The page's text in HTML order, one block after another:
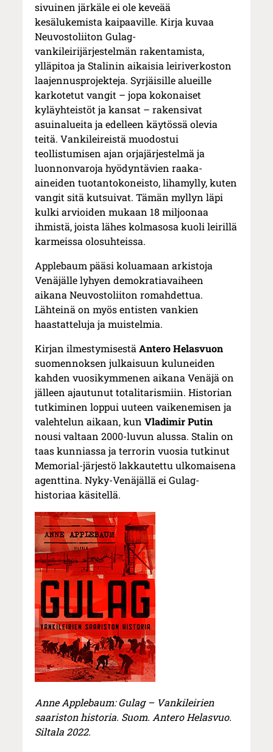
sivuinen järkäle ei ole keveää
kesälukemista kaipaaville. Kirja kuvaa
Neuvostoliiton Gulag-
vankileirijärjestelmän rakentamista,
ylläpitoa ja Stalinin aikaisia leiriverkoston
laajennusprojekteja. Syrjäisille alueille
karkotetut vangit – jopa kokonaiset
kyläyhteistöt ja kansat – rakensivat
asuinalueita ja edelleen käytössä olevia
teitä. Vankileireistä muodostui
teollistumisen ajan orjajärjestelmä ja
luonnonvaroja hyödyntävien raaka-
aineiden tuotantokoneisto, lihamylly, kuten
vangit sitä kutsuivat. Tämän myllyn läpi
kulki arvioiden mukaan 18 miljoonaa
ihmistä, joista lähes kolmasosa kuoli leirillä
karmeissa olosuhteissa.
Applebaum pääsi koluamaan arkistoja
Venäjälle lyhyen demokratiavaiheen
aikana Neuvostoliiton romahdettua.
Lähteinä on myös entisten vankien
haastatteluja ja muistelmia.
Kirjan ilmestymisestäAntero Helasvuon
suomennoksen julkaisuun kuluneiden
kahden vuosikymmenen aikana Venäjä on
jälleen ajautunut totalitarismiin. Historian
tutkiminen loppui uuteen vaikenemisen ja
valehtelun aikaan, kunVladimir Putin
nousi valtaan 2000-luvun alussa. Stalin on
taas kunniassa ja terrorin vuosia tutkinut
Memorial-järjestö lakkautettu ulkomaisena
agenttina. Nyky-Venäjällä ei Gulag-
historiaa käsitellä.
Anne Applebaum: Gulag – Vankileirien
saariston historia. Suom. Antero Helasvuo.
Siltala 2022.